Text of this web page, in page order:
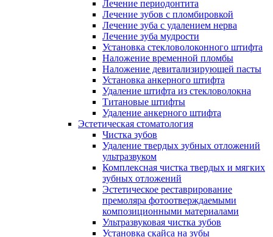
Лечение периодонтита
Лечение зубов с пломбировкой
Лечение зуба с удалением нерва
Лечение зуба мудрости
Установка стекловолоконного штифта
Наложение временной пломбы
Наложение девитализирующей пасты
Установка анкерного штифта
Удаление штифта из стекловолокна
Титановые штифты
Удаление анкерного штифта
Эстетическая стоматология
Чистка зубов
Удаление твердых зубных отложений
ультразвуком
Комплексная чистка твердых и мягких
зубных отложений
Эстетическое реставрирование
премоляра фотоотверждаемыми
композиционными материалами
Ультразвуковая чистка зубов
Установка скайса на зубы